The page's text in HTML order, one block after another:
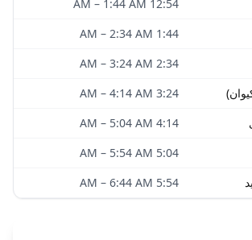
12:54 AM
– 1:44 AM
1:44 AM
– 2:34 AM
2:34 AM
– 3:24 AM
3:24 AM
– 4:14 AM
4:14 AM
– 5:04 AM
5:04 AM
– 5:54 AM
5:54 AM
– 6:44 AM